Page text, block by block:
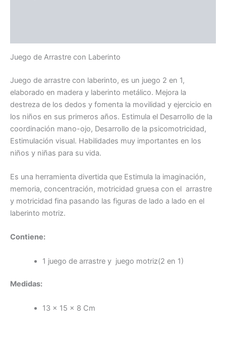
Juego de Arrastre con Laberinto
Juego de arrastre con laberinto, es un juego 2 en 1,
elaborado en madera y laberinto metálico. Mejora la
destreza de los dedos y fomenta la movilidad y ejercicio en
los niños en sus primeros años. Estimula el Desarrollo de la
coordinación mano-ojo, Desarrollo de la psicomotricidad,
Estimulación visual. Habilidades muy importantes en los
niños y niñas para su vida.
Es una herramienta divertida que Estimula la imaginación,
memoria, concentración, motricidad gruesa con el arrastre
y motricidad fina pasando las figuras de lado a lado en el
laberinto motriz.
Contiene:
1 juego de arrastre y juego motriz(2 en 1)
Medidas:
13 x 15 x 8 Cm